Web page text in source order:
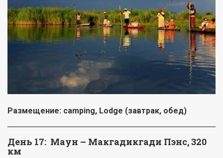
Размещение: camping, Lodge (завтрак, обед)
День 17: Маун – Макгадикгади Пэнс, 320
км